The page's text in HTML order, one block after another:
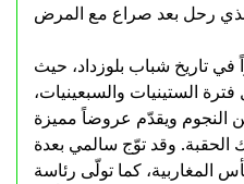
في تاريخ شباب بلوزداد، حيث
الستينيات والسبعينيات،
النجوم ويقدّم عروضاً مميزة
الحقبة. وقد توّج سالمي بعدة
المغاربية، كما تولّى رئاسة